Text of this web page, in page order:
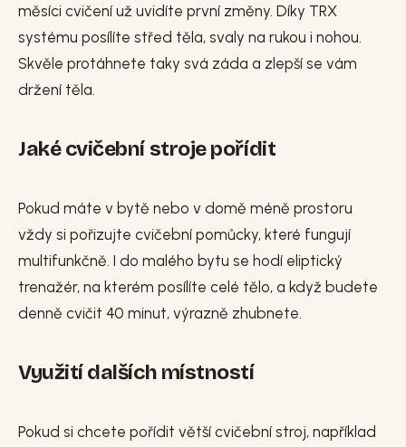
měsíci cvičení už uvidíte první změny. Díky TRX
systému posílíte střed těla, svaly na rukou i nohou.
Skvěle protáhnete taky svá záda a zlepší se vám
držení těla.
Jaké cvičební stroje pořídit
Pokud máte v bytě nebo v domě méně prostoru
vždy si pořizujte cvičební pomůcky, které fungují
multifunkčně. I do malého bytu se hodí eliptický
trenažér, na kterém posílíte celé tělo, a když budete
denně cvičit 40 minut, výrazně zhubnete.
Využití dalších místností
Pokud si chcete pořídit větší cvičební stroj, například